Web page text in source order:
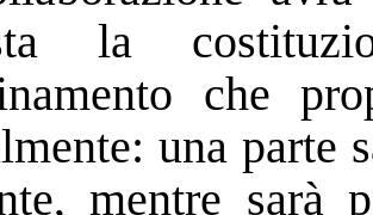
la
che
una parte
mentre sarà